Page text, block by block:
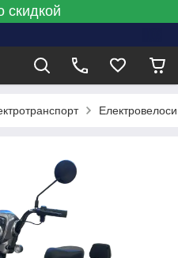
скидкой